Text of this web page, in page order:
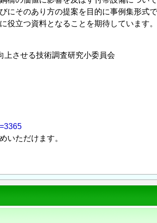
にそのあり方の提案を目的に事例集形式
役立つ資料となることを期待しています。
上させる技術調査研究小委員会
いただけます。